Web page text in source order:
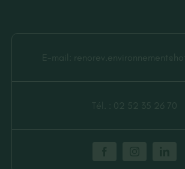
E-mail:
Tél. : 02 52 35 26 70